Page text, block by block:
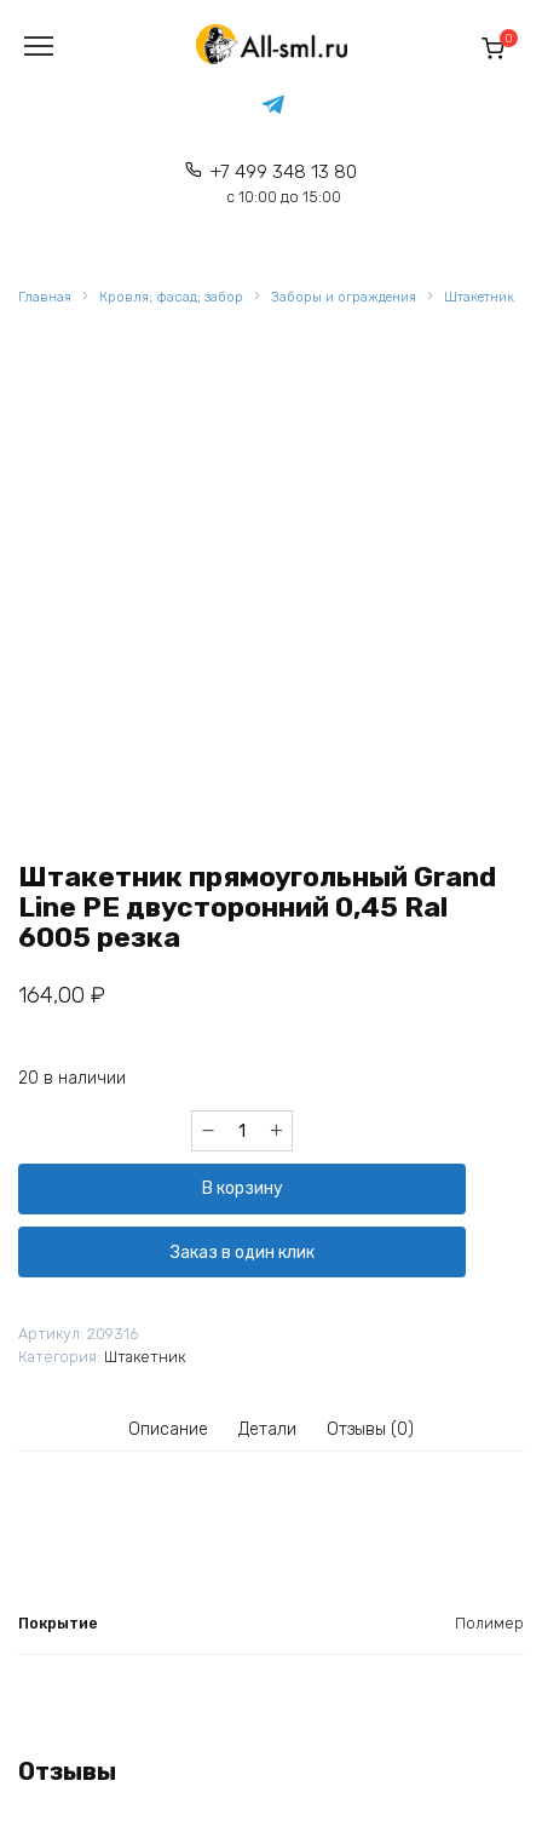
содержанию
+7 499 348 13 80
с 10:00 до 15:00
0
Главная Кровля; фасад; забор Заборы и ограждения Штакетник
Штакетник прямоугольный Grand
Line РЕ двусторонний 0,45 Ral
6005 резка
164,00 ₽
20 в наличии
Количество
товара
прямоугольный
Grand
Line
РЕ
В корзину
Заказ в один клик
Артикул: 209316
Категория: Штакетник
Описание Детали Отзывы (0)
Покрытие Полимер
Отзывы